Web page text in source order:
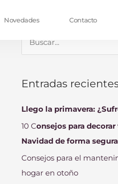
Novedades Contacto
c
a
r
:
Entradas
Llego la primavera:
10 Consejos para
Navidad de forma segura
Consejos para el
hogar en otoño